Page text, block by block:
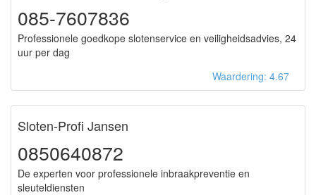
085-7607836
Professionele goedkope slotenservice en veiligheidsadvies, 24
uur per dag
Waardering: 4.67
Sloten-Profi Jansen
0850640872
De experten voor professionele inbraakpreventie en
sleuteldiensten